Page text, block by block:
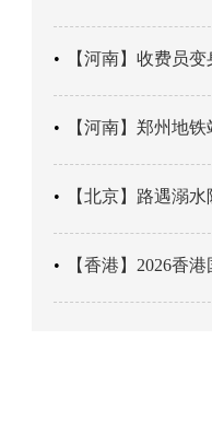
【河南】收费员变身“文旅推荐官
【河南】郑州地铁站变身“
【北京】路遇溺水险
【香港】2026香